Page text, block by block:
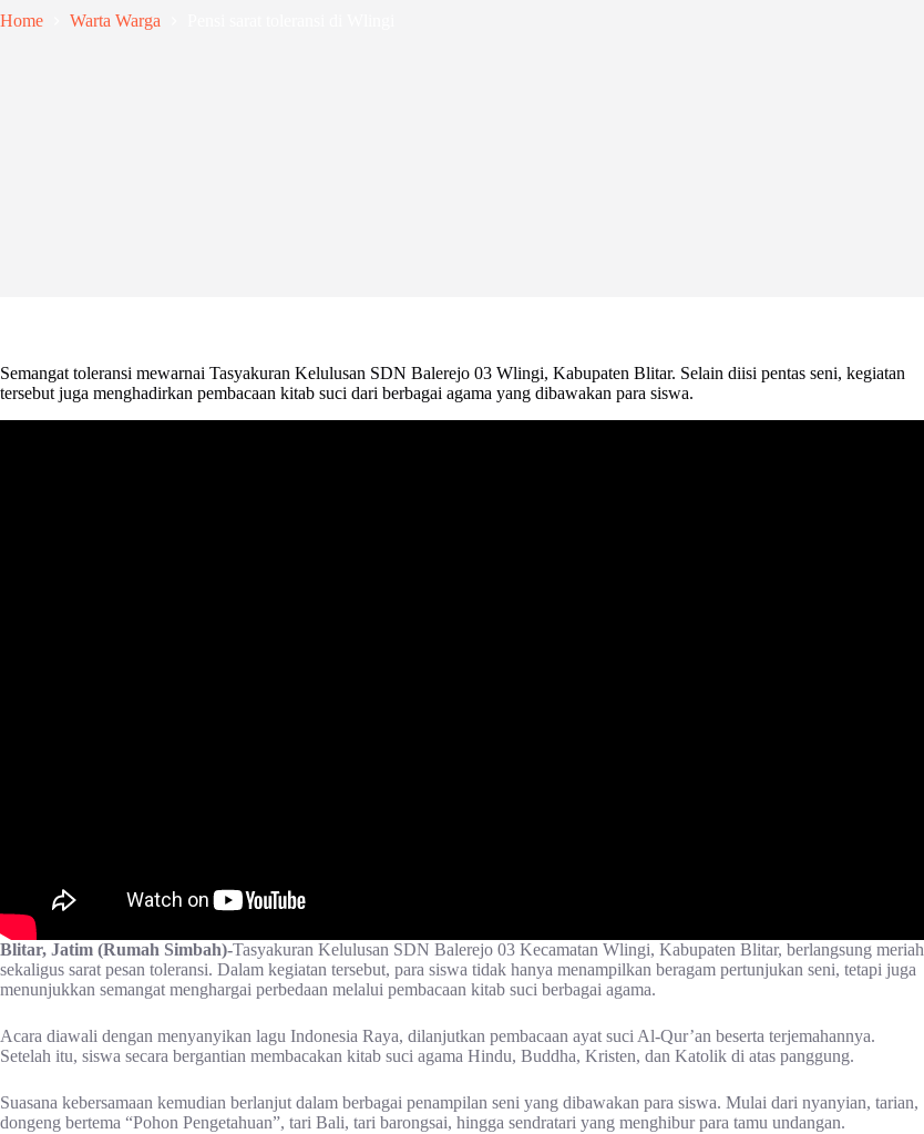
Home Warta Warga
Semangat toleransi mewarnai Tasyakuran Kelulusan SDN Balerejo 03 Wlingi, Kabupaten Blitar. Selain diisi pentas seni, kegiatan
tersebut juga menghadirkan pembacaan kitab suci dari berbagai agama yang dibawakan para siswa.
Blitar, Jatim (Rumah Simbah)-Tasyakuran Kelulusan SDN Balerejo 03 Kecamatan Wlingi, Kabupaten Blitar, berlangsung meriah
sekaligus sarat pesan toleransi. Dalam kegiatan tersebut, para siswa tidak hanya menampilkan beragam pertunjukan seni, tetapi juga
menunjukkan semangat menghargai perbedaan melalui pembacaan kitab suci berbagai agama.
Acara diawali dengan menyanyikan lagu Indonesia Raya, dilanjutkan pembacaan ayat suci Al-Qur’an beserta terjemahannya.
Setelah itu, siswa secara bergantian membacakan kitab suci agama Hindu, Buddha, Kristen, dan Katolik di atas panggung.
Suasana kebersamaan kemudian berlanjut dalam berbagai penampilan seni yang dibawakan para siswa. Mulai dari nyanyian, tarian,
dongeng bertema “Pohon Pengetahuan”, tari Bali, tari barongsai, hingga sendratari yang menghibur para tamu undangan.